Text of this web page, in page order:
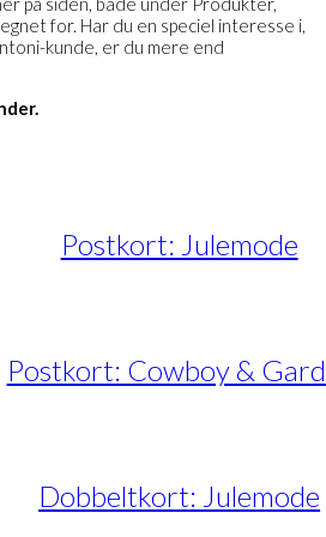
for. Har du en speciel interesse i,
kunde, er du mere end
Postkort: Julemode
Postkort: Cowboy &
Dobbeltkort: Julemode